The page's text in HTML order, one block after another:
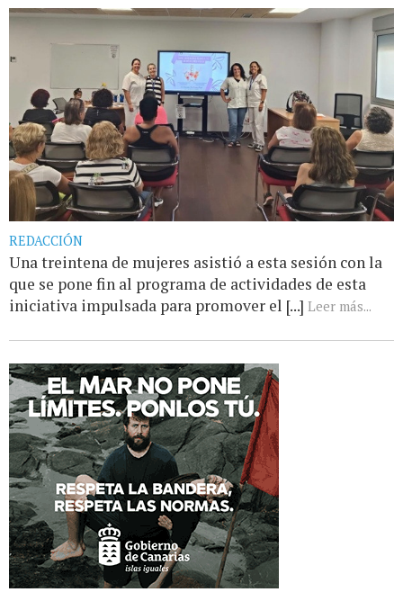
REDACCIÓN
Una treintena de mujeres asistió a esta sesión con la
que se pone fin al programa de actividades de esta
iniciativa impulsada para promover el [...] Leer más...